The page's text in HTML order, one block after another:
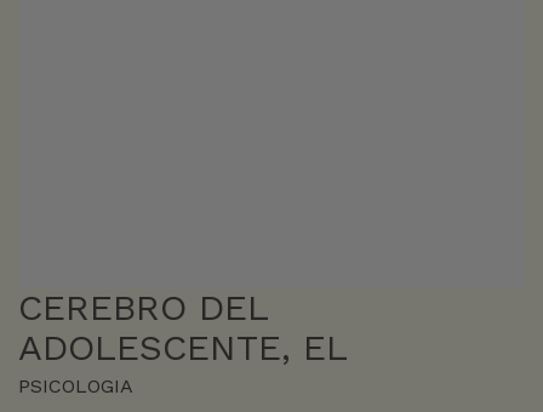
CEREBRO DEL
ADOLESCENTE, EL
PSICOLOGIA